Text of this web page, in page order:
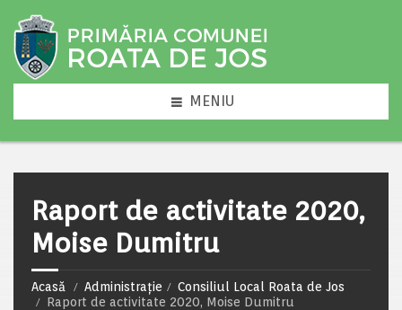
MENIU
Raport de activitate 2020,
Moise Dumitru
Acasă Administrație
Consiliul Local Roata de Jos
Raport de activitate 2020, Moise Dumitru